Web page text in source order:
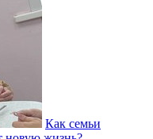
Как семьи